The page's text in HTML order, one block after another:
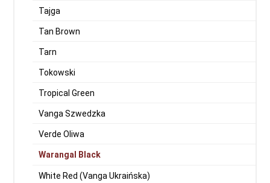
Tajga
Tan Brown
Tarn
Tokowski
Tropical Green
Vanga Szwedzka
Verde Oliwa
Warangal Black
White Red (Vanga Ukraińska)